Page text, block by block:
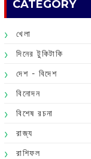
CATEGORY
খেলা
দিনের টুকিটাকি
দেশ - বিদেশ
বিনোদন
বিশেষ রচনা
রাজ্য
রাশিফল